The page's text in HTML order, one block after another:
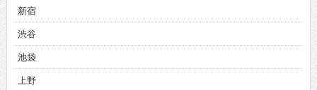
新宿
渋谷
池袋
上野